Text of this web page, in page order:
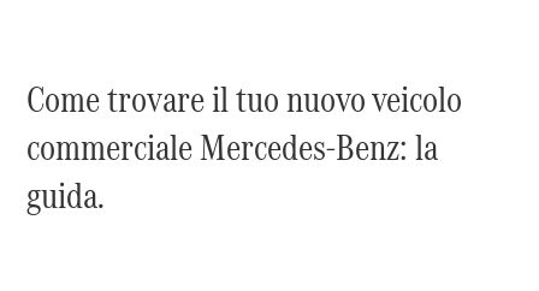
Sprinter
Come trovare il tuo nuovo veicolo
commerciale Mercedes-Benz: la
guida.